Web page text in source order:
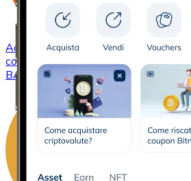
AcquistareBasic Attention Token
con carta
BAT